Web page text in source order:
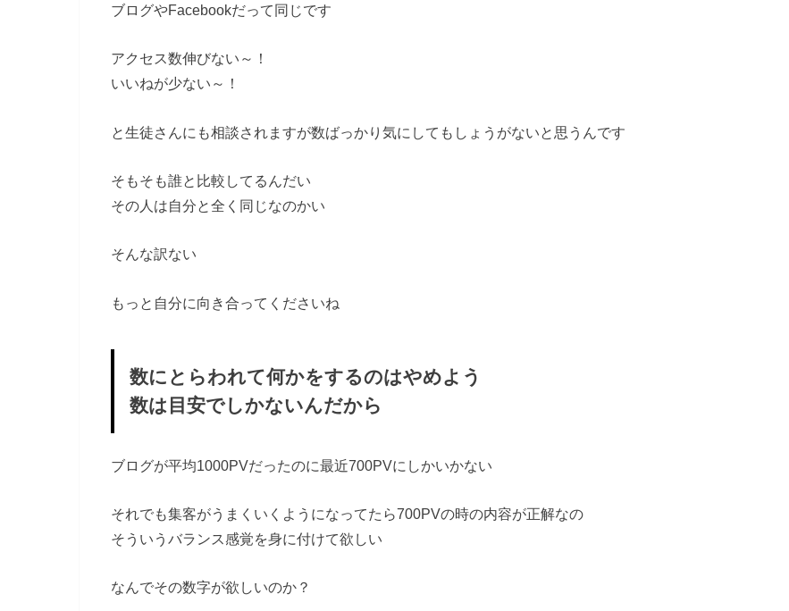
ブログやFacebookだって同じです
アクセス数伸びない～！
いいねが少ない～！
と生徒さんにも相談されますが数ばっかり気にしてもしょうがないと思うんです
そもそも誰と比較してるんだい
その人は自分と全く同じなのかい
そんな訳ない
もっと自分に向き合ってくださいね
数にとらわれて何かをするのはやめよう
数は目安でしかないんだから
ブログが平均1000PVだったのに最近700PVにしかいかない
それでも集客がうまくいくようになってたら700PVの時の内容が正解なの
そういうバランス感覚を身に付けて欲しい
なんでその数字が欲しいのか？